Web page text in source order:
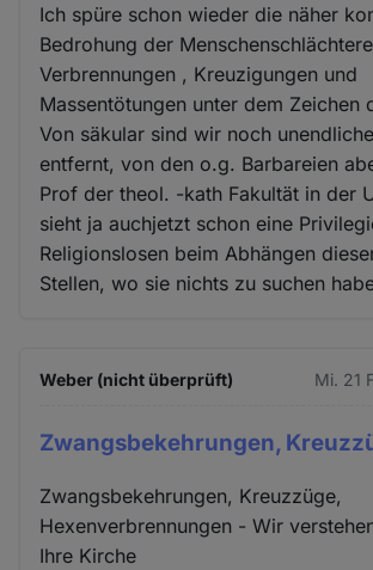
Ich spüre schon wieder die näher
Bedrohung der
Verbrennungen , Kreuzigungen und
Massentötungen unter dem Zeichen
Von säkular sind wir noch
entfernt, von den o.g. Barbareien
Prof der theol. -kath Fakultät in der
sieht ja auchjetzt schon eine
Religionslosen beim Abhängen
Stellen, wo sie nichts zu suchen
Weber (nicht überprüft) Mi. 21
Zwangsbekehrungen,
Zwangsbekehrungen, Kreuzzüge,
Hexenverbrennungen - Wir
Ihre Kirche